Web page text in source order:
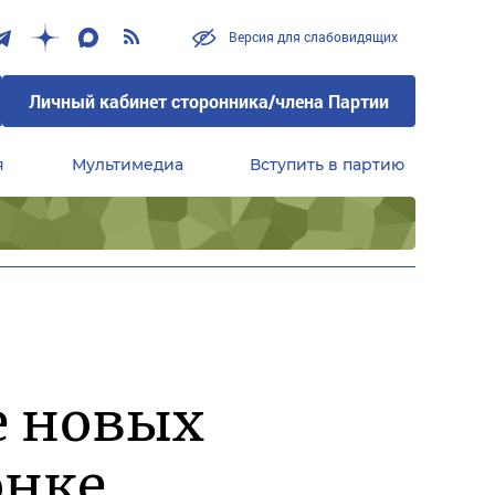
Версия для слабовидящих
Личный кабинет сторонника/члена Партии
Мультимедиа Вступить в партию
новых